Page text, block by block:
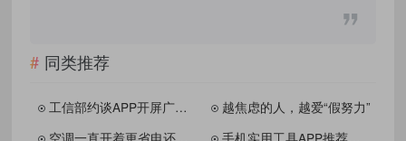
同类推荐
工信部约谈APP开屏广告诱导跳转乱象
越焦虑的人，越爱“假努力”
空调一直开着更省电还是随开随关？电力公司官方给出标准答案
手机实用工具APP推荐，让手机更好用，高效便捷不添乱